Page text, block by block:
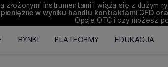
złożonymi instrumentami i wiążą się z
w wyniku handlu kontraktami CFD
Opcje OTC i czy możesz
RYNKI PLATFORMY EDUKACJA